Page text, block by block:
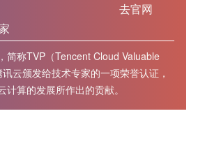
简称TVP（Tencent Cloud Valuable
云颁发给技术专家的一项荣誉认证，
算的发展所作出的贡献。
去官网